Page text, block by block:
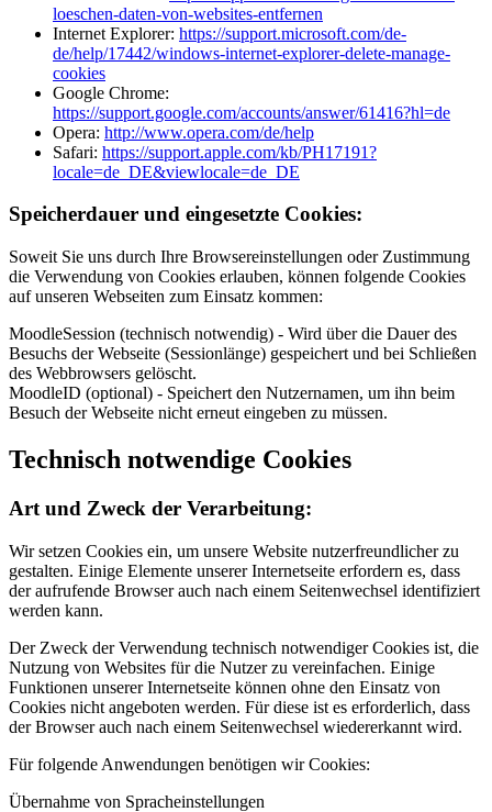
loeschen-daten-von-websites-entfernen
Internet Explorer: https://support.microsoft.com/de-
de/help/17442/windows-internet-explorer-delete-manage-
cookies
Google Chrome:
https://support.google.com/accounts/answer/61416?hl=de
Opera: http://www.opera.com/de/help
Safari: https://support.apple.com/kb/PH17191?
locale=de_DE&viewlocale=de_DE
Speicherdauer und eingesetzte Cookies:
Soweit Sie uns durch Ihre Browsereinstellungen oder Zustimmung
die Verwendung von Cookies erlauben, können folgende Cookies
auf unseren Webseiten zum Einsatz kommen:
MoodleSession (technisch notwendig) - Wird über die Dauer des
Besuchs der Webseite (Sessionlänge) gespeichert und bei Schließen
des Webbrowsers gelöscht.
MoodleID (optional) - Speichert den Nutzernamen, um ihn beim
Besuch der Webseite nicht erneut eingeben zu müssen.
Technisch notwendige Cookies
Art und Zweck der Verarbeitung:
Wir setzen Cookies ein, um unsere Website nutzerfreundlicher zu
gestalten. Einige Elemente unserer Internetseite erfordern es, dass
der aufrufende Browser auch nach einem Seitenwechsel identifiziert
werden kann.
Der Zweck der Verwendung technisch notwendiger Cookies ist, die
Nutzung von Websites für die Nutzer zu vereinfachen. Einige
Funktionen unserer Internetseite können ohne den Einsatz von
Cookies nicht angeboten werden. Für diese ist es erforderlich, dass
der Browser auch nach einem Seitenwechsel wiedererkannt wird.
Für folgende Anwendungen benötigen wir Cookies:
Übernahme von Spracheinstellungen